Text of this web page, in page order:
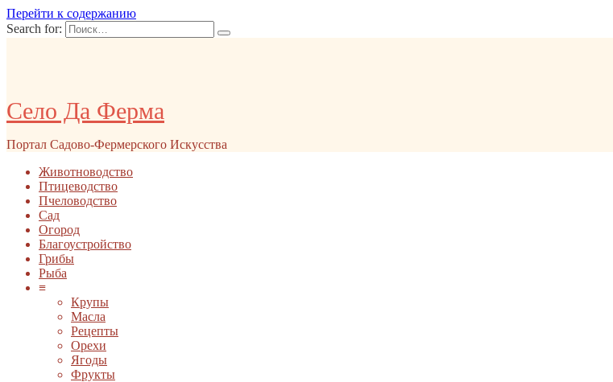
Перейти к содержанию
Search for:
Село Да Ферма
Портал Садово-Фермерского Искусства
Животноводство
Птицеводство
Пчеловодство
Сад
Огород
Благоустройство
Грибы
Рыба
≡
Крупы
Масла
Рецепты
Орехи
Ягоды
Фрукты